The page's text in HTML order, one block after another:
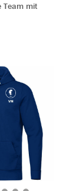
Team mit